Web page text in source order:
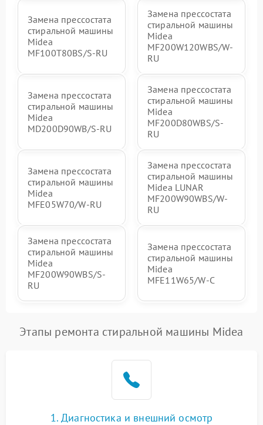
Замена прессостата
стиральной машины
Midea
MF100T80BS/S-RU
Замена прессостата
стиральной машины
Midea
MF200W120WBS/W-
RU
Замена прессостата
стиральной машины
Midea
MD200D90WB/S-RU
Замена прессостата
стиральной машины
Midea
MF200D80WBS/S-
RU
Замена прессостата
стиральной машины
Midea
MFE05W70/W-RU
Замена прессостата
стиральной машины
Midea LUNAR
MF200W90WBS/W-
RU
Замена прессостата
стиральной машины
Midea
MF200W90WBS/S-
RU
Замена прессостата
стиральной машины
Midea
MFE11W65/W-C
Этапы ремонта стиральной машины Midea
1. Диагностика и внешний осмотр